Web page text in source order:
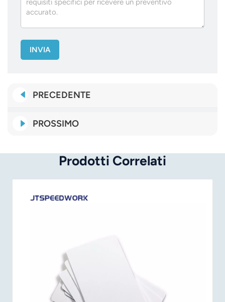
INVIA
PRECEDENTE
PROSSIMO
Prodotti Correlati